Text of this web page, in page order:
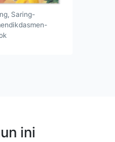
Saring-
ini